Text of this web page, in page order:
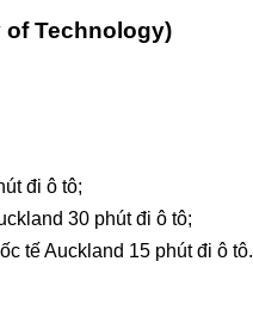
Technology)
đi ô tô;
30 phút đi ô tô;
tế Auckland 15 phút đi ô tô.